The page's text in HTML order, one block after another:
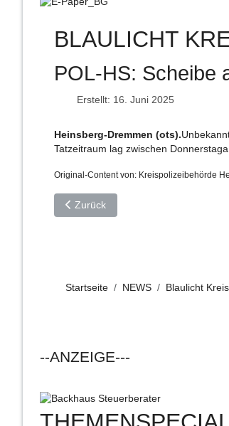
BLAULICHT
POL-HS: Scheibe
Erstellt: 16. Juni 2025
Heinsberg-Dremmen (ots).
Tatzeitraum lag zwischen
Original-Content von: Kreispolizeibehörde
Vorheriger Beitrag: POL-HS: Pkw-
Zurück
Startseite NEWS Blaulicht
--ANZEIGE---